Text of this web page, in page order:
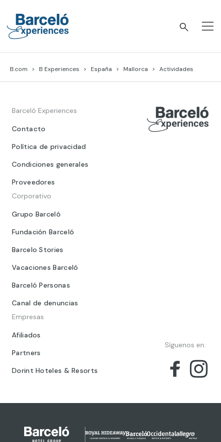
content
B.com B Experiences España Mallorca Actividades
Barceló Experiences
Contacto
Política de privacidad
Condiciones generales
Proveedores
Corporativo
Grupo Barceló
Fundación Barceló
Barcelo Stories
Vacaciones Barceló
Barceló Personas
Canal de denuncias
Empresas
Afiliados
Partners
Dorint Hoteles & Resorts
Síguenos en: